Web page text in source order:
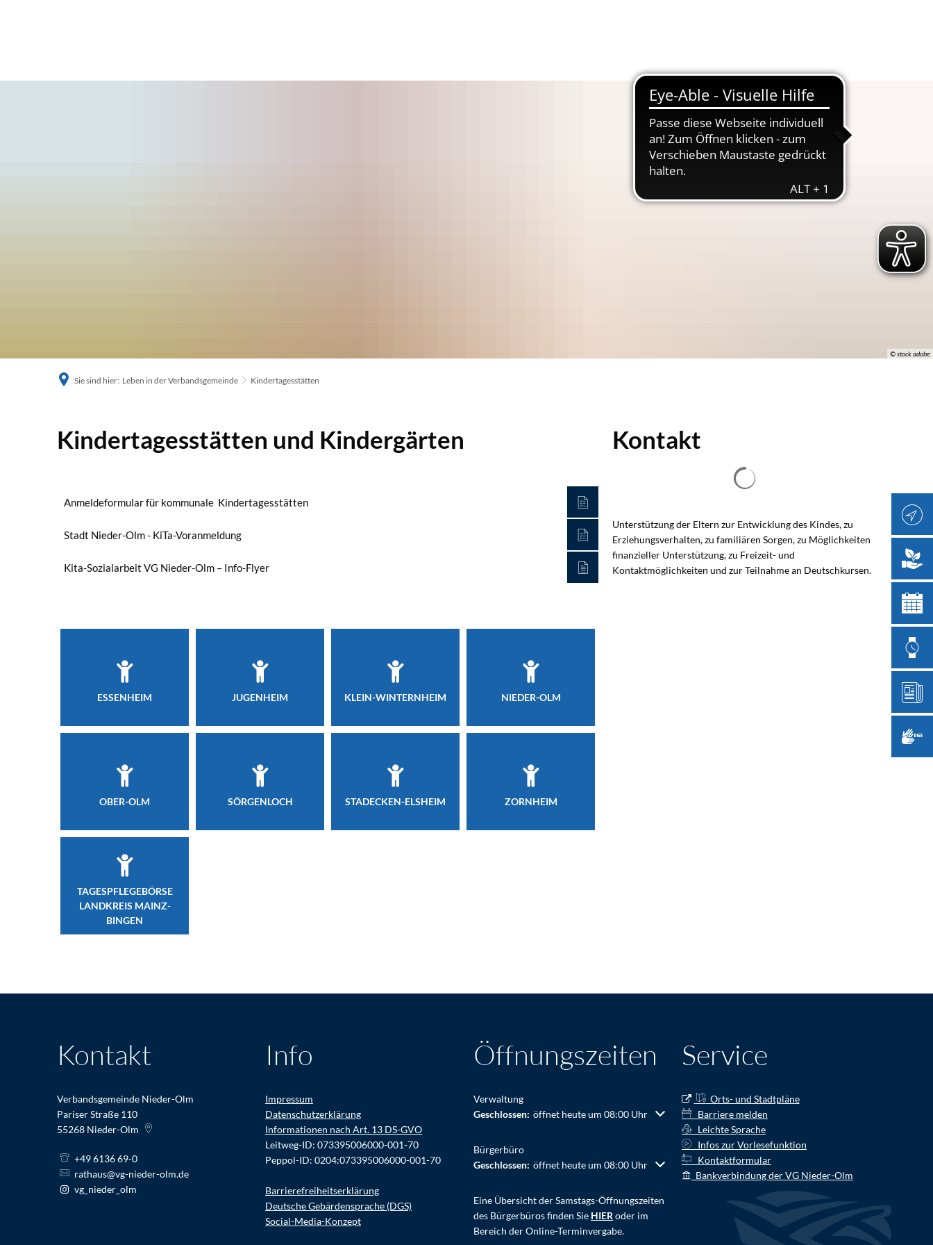
© stock adobe
Sie sind hier: Leben in der Verbandsgemeinde Kindertagesstätten
Kindertagesstätten
Kindertagesstätten und Kindergärten
Anmeldeformular für kommunale Kindertagesstätten
Stadt Nieder-Olm - KiTa-Voranmeldung
Kita-Sozialarbeit VG Nieder-Olm – Info-Flyer
ESSENHEIM JUGENHEIM KLEIN-WINTERNHEIM NIEDER-OLM
OBER-OLM SÖRGENLOCH STADECKEN-ELSHEIM ZORNHEIM
TAGESPFLEGEBÖRSE
LANDKREIS MAINZ-
BINGEN
Kontakt
Unterstützung der Eltern zur Entwicklung des Kindes, zu
Erziehungsverhalten, zu familiären Sorgen, zu Möglichkeiten
finanzieller Unterstützung, zu Freizeit- und
Kontaktmöglichkeiten und zur Teilnahme an Deutschkursen.
Kontakt
Verbandsgemeinde Nieder-Olm
Pariser Straße 110
55268 Nieder-Olm
+49 6136 69-0
rathaus@vg-nieder-olm.de
vg_nieder_olm
Info
Impressum
Datenschutzerklärung
Informationen nach Art. 13 DS-GVO
Leitweg-ID: 073395006000-001-70
Peppol-ID: 0204:073395006000-001-70
Barrierefreiheitserklärung
Deutsche Gebärdensprache (DGS)
Social-Media-Konzept
Öffnungszeiten
Verwaltung
Klicken, um weitere Öffnungs- oder Schließzeiten auszublenden
Geschlossen: öffnet heute um 08:00 Uhr
Bürgerbüro
Klicken, um weitere Öffnungs- oder Schließzeiten auszublenden
Geschlossen: öffnet heute um 08:00 Uhr
Eine Übersicht der Samstags-Öffnungszeiten
des Bürgerbüros finden Sie HIER oder im
Bereich der Online-Terminvergabe.
Service
Orts- und Stadtpläne
Barriere melden
Leichte Sprache
Infos zur Vorlesefunktion
Kontaktformular
Bankverbindung der VG Nieder-Olm